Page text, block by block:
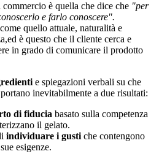
è quella che dice che "per
e farlo conoscere".
quello attuale, naturalità e
è questo che il cliente cerca e
in grado di comunicare il prodotto
e spiegazioni verbali su che
inevitabilmente a due risultati:
di fiducia basato sulla competenza
il gelato.
individuare i gusti che contengono
esigenze.